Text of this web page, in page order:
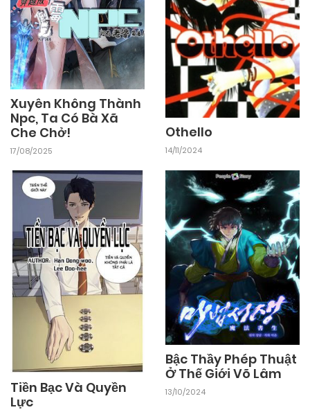
Chapter 1257 17/12/2025
Chapter 1256 12/12/2025
Chapter 1254 10/12/2025
Chapter 1253 09/12/2025
Chapter 1252 04/12/2025
Chapter 1251 08/12/2025
Chapter 1250 04/12/2025
Xuyên Không Thành
Npc, Ta Có Bà Xã
Che Chở!
17/08/2025
Othello
14/11/2024
Tiền Bạc Và Quyền
Lực
Bậc Thầy Phép Thuật
Ở Thế Giới Võ Lâm
13/10/2024